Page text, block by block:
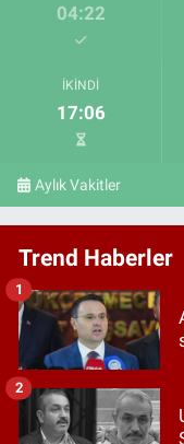
04:22
İKINDI
17:06
Aylık Vakitler
Trend Haberler
1
2